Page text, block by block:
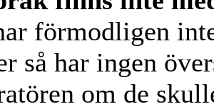
förmodligen
så har ingen
om de